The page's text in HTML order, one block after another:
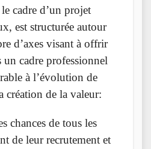
cadre d’un projet
est structurée autour
d’axes visant à offrir
cadre professionnel
à l’évolution de
création de la valeur:
chances de tous les
de leur recrutement et